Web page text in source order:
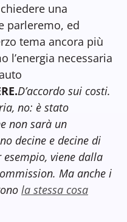
una
parleremo, ed
tema ancora più
l’energia necessaria
D’accordo sui costi.
no: è stato
non sarà un
decine e decine di
esempio, viene dalla
Ma anche i
la stessa cosa